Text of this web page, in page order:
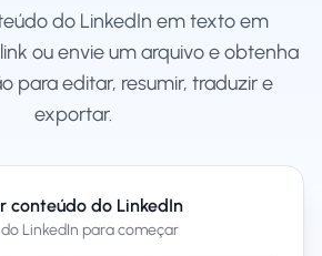
do LinkedIn em texto em
ou envie um arquivo e obtenha
para editar, resumir, traduzir e
exportar.
conteúdo do LinkedIn
LinkedIn para começar